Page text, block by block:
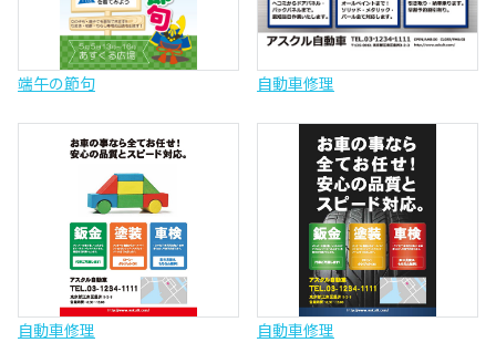
端午の節句 自動車修理
自動車修理 自動車修理